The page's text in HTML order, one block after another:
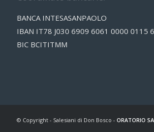
BANCA INTESASANPAOLO
IBAN IT78 J030 6909 6061 0000 0115
BIC BCITITMM
© Copyright - Salesiani di Don Bosco - ORATORIO